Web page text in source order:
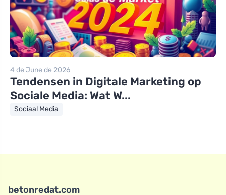
4 de June de 2026
Tendensen in Digitale Marketing op
Sociale Media: Wat W...
Sociaal Media
betonredat.com